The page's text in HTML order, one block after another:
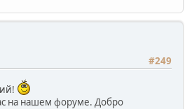
#249
на нашем форуме. Добро